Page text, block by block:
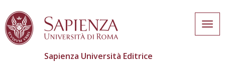
Sapienza Università Editrice